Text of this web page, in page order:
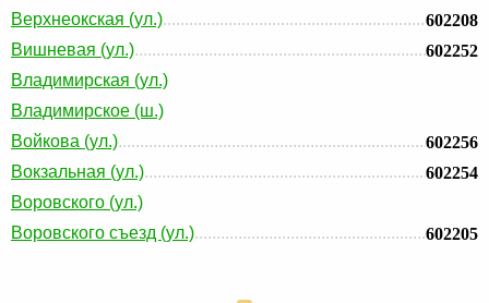
Верхнеокская (ул.)
602208
Вишневая (ул.)
602252
Владимирская (ул.)
Владимирское (ш.)
Войкова (ул.)
602256
Вокзальная (ул.)
602254
Воровского (ул.)
Воровского съезд (ул.)
602205